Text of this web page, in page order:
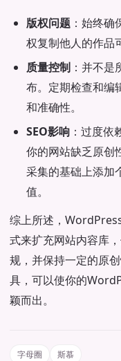
版权问题 ：始终
权复制他人的作品
质量控制 ：并不
布。定期检查和编
和准确性。
SEO影响 ：过度
你的网站缺乏原创
采集的基础上添加
值。
综上所述，
式来扩充网站内容库
规，并保持一定的原
具，可以使你的
颖而出。
字母圈 斯慕